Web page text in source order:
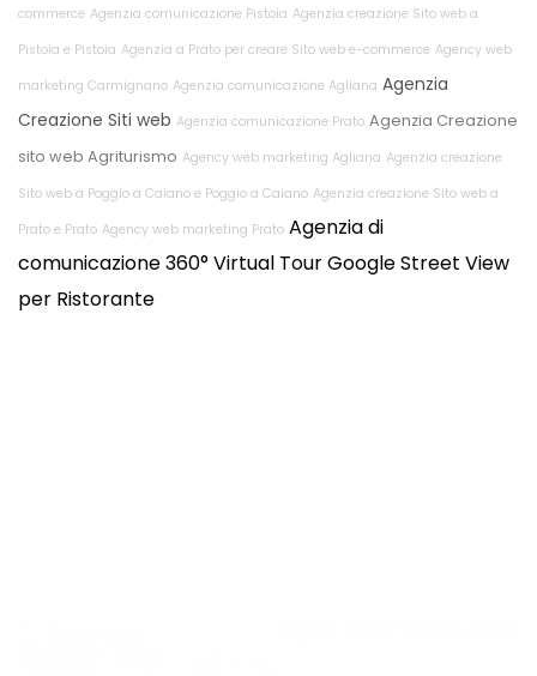
commerce Agenzia comunicazione Pistoia Agenzia creazione Sito web a
Pistoia e Pistoia Agenzia a Prato per creare Sito web e-commerce Agency web
marketing Carmignano Agenzia comunicazione Agliana Agenzia
Creazione Siti web Agenzia comunicazione Prato Agenzia Creazione
sito web Agriturismo Agency web marketing Agliana Agenzia creazione
Sito web a Poggio a Caiano e Poggio a Caiano Agenzia creazione Sito web a
Prato e Prato Agency web marketing Prato Agenzia di
comunicazione360° Virtual Tour Google Street View
per Ristorante